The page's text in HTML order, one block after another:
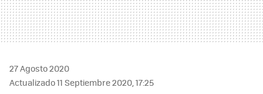
27 Agosto 2020
Actualizado 11 Septiembre 2020, 17:25